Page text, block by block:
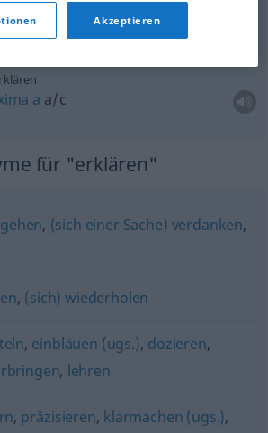
erklären
a a/c
für "erklären"
, (sich einer Sache) verdanken,
, (sich) wiederholen
, einbläuen (ugs.), dozieren,
, lehren
, präzisieren, klarmachen (ugs.),
Akzeptieren